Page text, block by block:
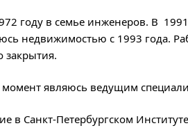
году в семье инженеров. В
недвижимостью с 1993 года.
закрытия.
являюсь ведущим
в Санкт-Петербургском